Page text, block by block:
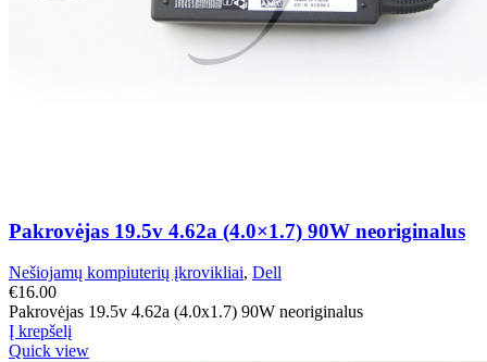
Pakrovėjas 19.5v 4.62a (4.0×1.7) 90W neoriginalus
Nešiojamų kompiuterių įkrovikliai, Dell
€16.00
Pakrovėjas 19.5v 4.62a (4.0x1.7) 90W neoriginalus
Į krepšelį
Quick view